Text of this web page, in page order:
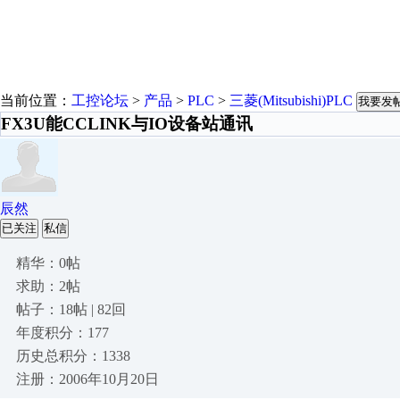
当前位置： 工控论坛 > 产品 > PLC > 三菱(Mitsubishi)PLC 我要发
FX3U能CCLINK与IO设备站通讯
辰然
已关注 私信
精华：0帖
求助：2帖
帖子：18帖 | 82回
年度积分：177
历史总积分：1338
注册：2006年10月20日